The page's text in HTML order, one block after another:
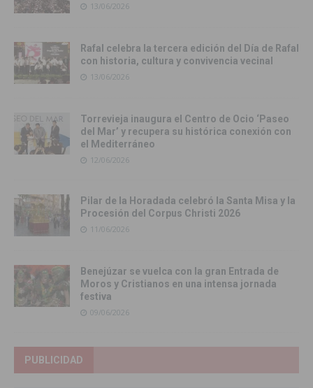
13/06/2026
Rafal celebra la tercera edición del Día de Rafal
con historia, cultura y convivencia vecinal
13/06/2026
Torrevieja inaugura el Centro de Ocio ‘Paseo
del Mar’ y recupera su histórica conexión con
el Mediterráneo
12/06/2026
Pilar de la Horadada celebró la Santa Misa y la
Procesión del Corpus Christi 2026
11/06/2026
Benejúzar se vuelca con la gran Entrada de
Moros y Cristianos en una intensa jornada
festiva
09/06/2026
PUBLICIDAD